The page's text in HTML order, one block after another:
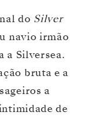
do Silver
navio irmão
a Silversea.
bruta e a
a
de